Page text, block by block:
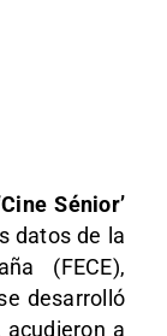
Sénior’
datos de la
(FECE),
desarrolló
a